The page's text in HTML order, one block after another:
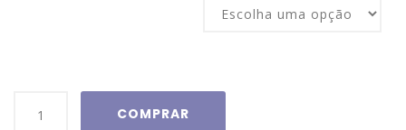
COMPRAR